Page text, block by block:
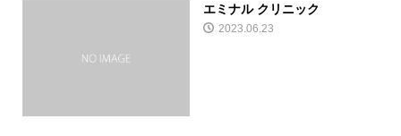
エミナル クリニック
2023.06.23